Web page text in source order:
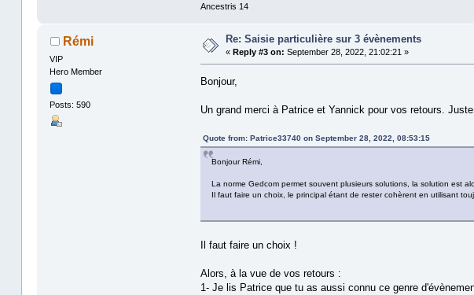
Ancestris 14
Rémi
VIP
Hero Member
Posts: 590
Re: Saisie particulière sur 3 évènements
«Reply #3 on: September 28, 2022, 21:02:21 »
Bonjour,
Un grand merci à Patrice et Yannick pour vos retours.
Quote from: Patrice33740 on September 28, 2022, 08:53:15
Bonjour Rémi,
La norme Gedcom permet souvent plusieurs solutions, la solution est
Il faut faire un choix, le principal étant de rester cohèrent en utilisant
Il faut faire un choix !
Alors, à la vue de vos retours :
1- Je lis Patrice que tu as aussi connu ce genre